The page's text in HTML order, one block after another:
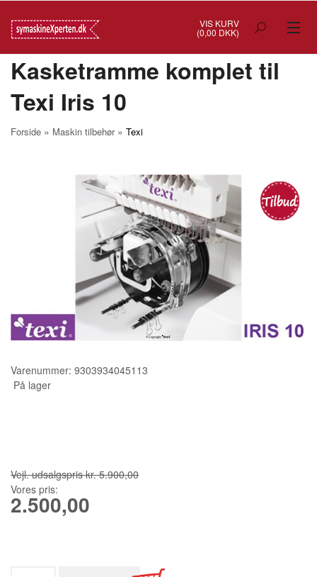
VIS KURV
(0,00 DKK)
TILBUD
SYMASKINER
BRODERIMASKINER
MASKIN TILBEHØR
SYTILBEHØR
KURSER
SCANNCUT
Kasketramme komplet til
Texi Iris 10
Forside » Maskin tilbehør» Texi
Varenummer: 9303934045113
På lager
Vejl. udsalgspris kr. 5.900,00
Vores pris:
2.500,00